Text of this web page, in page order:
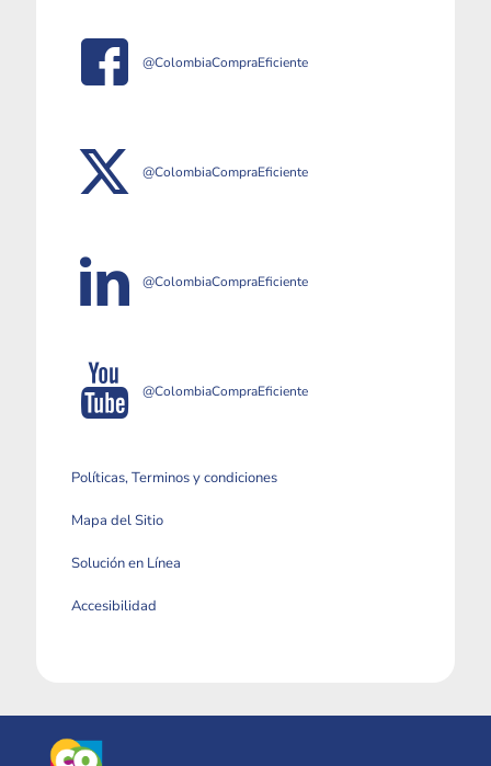
@ColombiaCompraEficiente
@ColombiaCompraEficiente
@ColombiaCompraEficiente
@ColombiaCompraEficiente
Políticas, Terminos y condiciones
Mapa del Sitio
Solución en Línea
Accesibilidad